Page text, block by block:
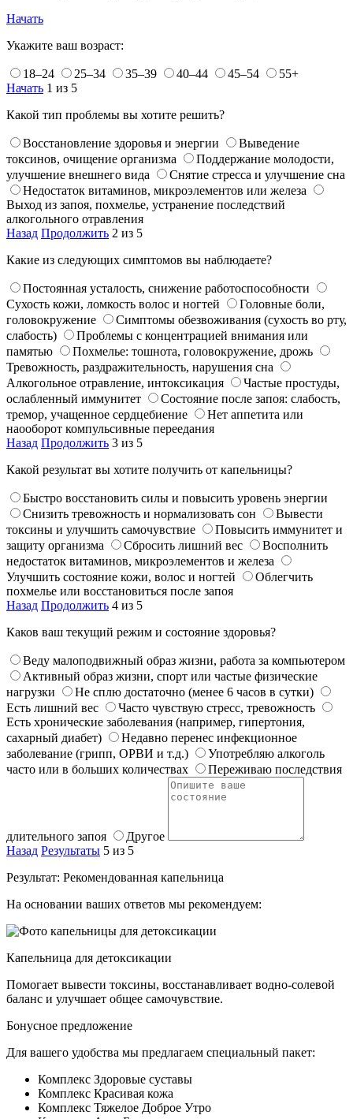
Начать
Укажите ваш возраст:
18–24 25–34 35–39 40–44 45–54
55+
Начать 1 из 5
Какой тип проблемы вы хотите решить?
Восстановление здоровья и энергии
Выведение
токсинов, очищение организма
Поддержание молодости,
улучшение внешнего вида
Снятие стресса и улучшение сна
Недостаток витаминов, микроэлементов или железа
Выход из запоя, похмелье, устранение последствий
алкогольного отравления
Назад Продолжить 2 из 5
Какие из следующих симптомов вы наблюдаете?
Постоянная усталость, снижение работоспособности
Сухость кожи, ломкость волос и ногтей
Головные боли,
головокружение
Симптомы обезвоживания (сухость во рту,
слабость)
Проблемы с концентрацией внимания или
памятью
Похмелье: тошнота, головокружение, дрожь
Тревожность, раздражительность, нарушения сна
Алкогольное отравление, интоксикация
Частые простуды,
ослабленный иммунитет
Состояние после запоя: слабость,
тремор, учащенное сердцебиение
Нет аппетита или
наооборот компульсивные переедания
Назад Продолжить 3 из 5
Какой результат вы хотите получить от капельницы?
Быстро восстановить силы и повысить уровень энергии
Снизить тревожность и нормализовать сон
Вывести
токсины и улучшить самочувствие
Повысить иммунитет и
защиту организма
Сбросить лишний вес
Восполнить
недостаток витаминов, микроэлементов и железа
Улучшить состояние кожи, волос и ногтей
Облегчить
похмелье или восстановиться после запоя
Назад Продолжить 4 из 5
Каков ваш текущий режим и состояние здоровья?
Веду малоподвижный образ жизни, работа за компьютером
Активный образ жизни, спорт или частые физические
нагрузки
Не сплю достаточно (менее 6 часов в сутки)
Есть лишний вес
Часто чувствую стресс, тревожность
Есть хронические заболевания (например, гипертония,
сахарный диабет)
Недавно перенес инфекционное
заболевание (грипп, ОРВИ и т.д.)
Употребляю алкоголь
часто или в больших количествах
Переживаю последствия
длительного запоя
Другое
Назад Результаты 5 из 5
Результат: Рекомендованная капельница
На основании ваших ответов мы рекомендуем:
Капельница для детоксикации
Помогает вывести токсины, восстанавливает водно-солевой
баланс и улучшает общее самочувствие.
Бонусное предложение
Для вашего удобства мы предлагаем специальный пакет:
Комплекс Здоровые суставы
Комплекс Красивая кожа
Комплекс Тяжелое Доброе Утро